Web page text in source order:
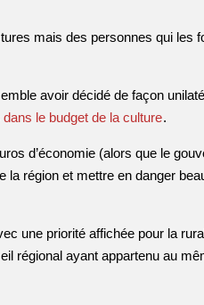
mais des personnes qui les
avoir décidé de façon
le budget de la culture.
d’économie (alors que le
région et mettre en danger
une priorité affichée pour la
régional ayant appartenu au